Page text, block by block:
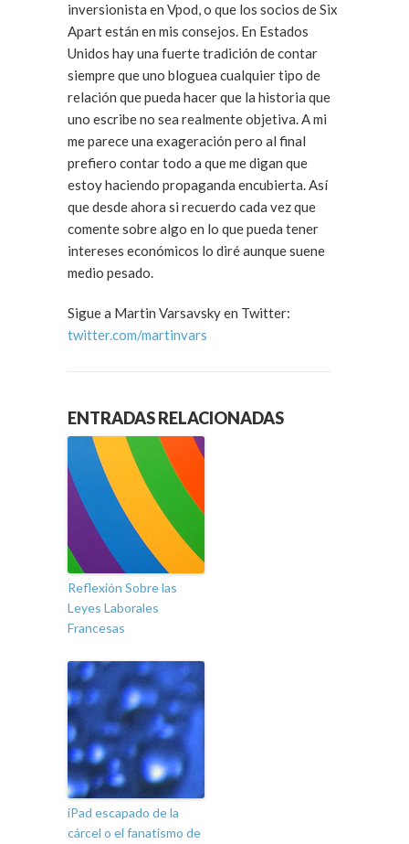
inversionista en Vpod, o que los socios de Six
Apart están en mis consejos. En Estados
Unidos hay una fuerte tradición de contar
siempre que uno bloguea cualquier tipo de
relación que pueda hacer que la historia que
uno escribe no sea realmente objetiva. A mi
me parece una exageración pero al final
prefiero contar todo a que me digan que
estoy haciendo propaganda encubierta. Así
que desde ahora si recuerdo cada vez que
comente sobre algo en lo que pueda tener
intereses económicos lo diré aunque suene
medio pesado.
Sigue a Martin Varsavsky en Twitter:
twitter.com/martinvars
ENTRADAS RELACIONADAS
Reflexión Sobre las
Leyes Laborales
Francesas
iPad escapado de la
cárcel o el fanatismo de